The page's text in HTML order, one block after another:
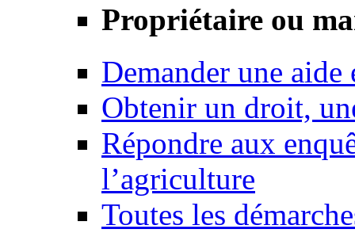
Propriétaire ou
Demander une aide
Obtenir un droit,
Répondre aux
l’agriculture
Toutes les